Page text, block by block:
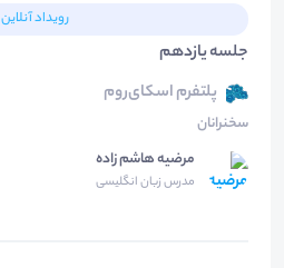
رویداد آنلاین
جلسه یازدهم
پلتفرم اسکای‌روم
سخنرانان
مرضیه هاشم زاده
مدرس زبان انگلیسی